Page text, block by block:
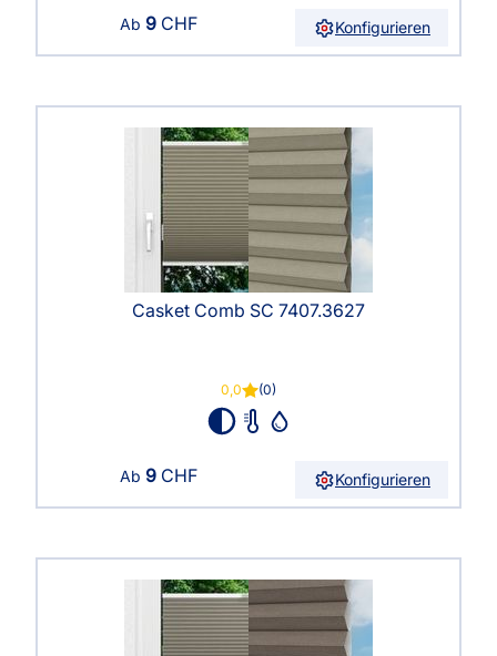
Ab 9 CHF Konfigurieren
Casket Comb SC 7407.3627
0,0 (0)
Ab 9 CHF Konfigurieren